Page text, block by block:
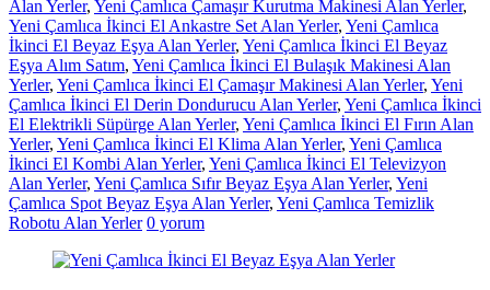
Alan Yerler, Yeni Çamlıca Çamaşır Kurutma Makinesi Alan Yerler,
Yeni Çamlıca İkinci El Ankastre Set Alan Yerler, Yeni Çamlıca
İkinci El Beyaz Eşya Alan Yerler, Yeni Çamlıca İkinci El Beyaz
Eşya Alım Satım, Yeni Çamlıca İkinci El Bulaşık Makinesi Alan
Yerler, Yeni Çamlıca İkinci El Çamaşır Makinesi Alan Yerler, Yeni
Çamlıca İkinci El Derin Dondurucu Alan Yerler, Yeni Çamlıca İkinci
El Elektrikli Süpürge Alan Yerler, Yeni Çamlıca İkinci El Fırın Alan
Yerler, Yeni Çamlıca İkinci El Klima Alan Yerler, Yeni Çamlıca
İkinci El Kombi Alan Yerler, Yeni Çamlıca İkinci El Televizyon
Alan Yerler, Yeni Çamlıca Sıfır Beyaz Eşya Alan Yerler, Yeni
Çamlıca Spot Beyaz Eşya Alan Yerler, Yeni Çamlıca Temizlik
Robotu Alan Yerler 0 yorum